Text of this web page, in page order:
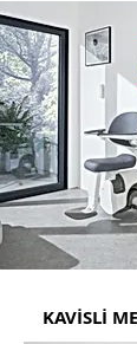
KAVİSLİ